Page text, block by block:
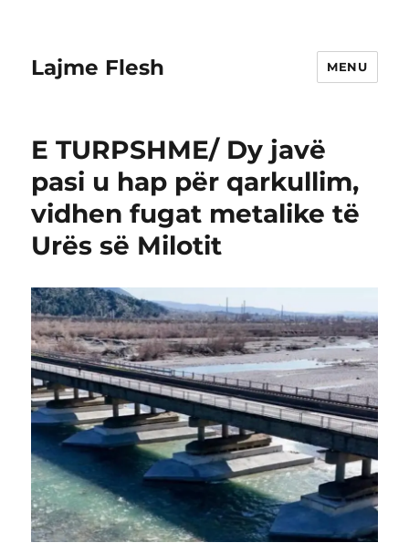
Lajme Flesh MENU
E TURPSHME/ Dy javë
pasi u hap për qarkullim,
vidhen fugat metalike të
Urës së Milotit